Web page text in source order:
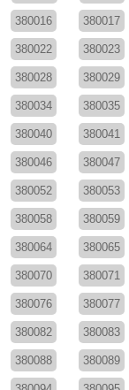
380016 380017
380022 380023
380028 380029
380034 380035
380040 380041
380046 380047
380052 380053
380058 380059
380064 380065
380070 380071
380076 380077
380082 380083
380088 380089